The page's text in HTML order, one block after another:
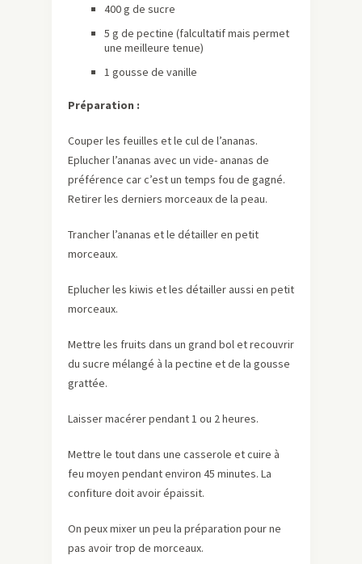
400 g de sucre
5 g de pectine (falcultatif mais permet
une meilleure tenue)
1 gousse de vanille
Préparation :
Couper les feuilles et le cul de l’ananas.
Eplucher l’ananas avec un vide- ananas de
préférence car c’est un temps fou de gagné.
Retirer les derniers morceaux de la peau.
Trancher l’ananas et le détailler en petit
morceaux.
Eplucher les kiwis et les détailler aussi en petit
morceaux.
Mettre les fruits dans un grand bol et recouvrir
du sucre mélangé à la pectine et de la gousse
grattée.
Laisser macérer pendant 1 ou 2 heures.
Mettre le tout dans une casserole et cuire à
feu moyen pendant environ 45 minutes. La
confiture doit avoir épaissit.
On peux mixer un peu la préparation pour ne
pas avoir trop de morceaux.